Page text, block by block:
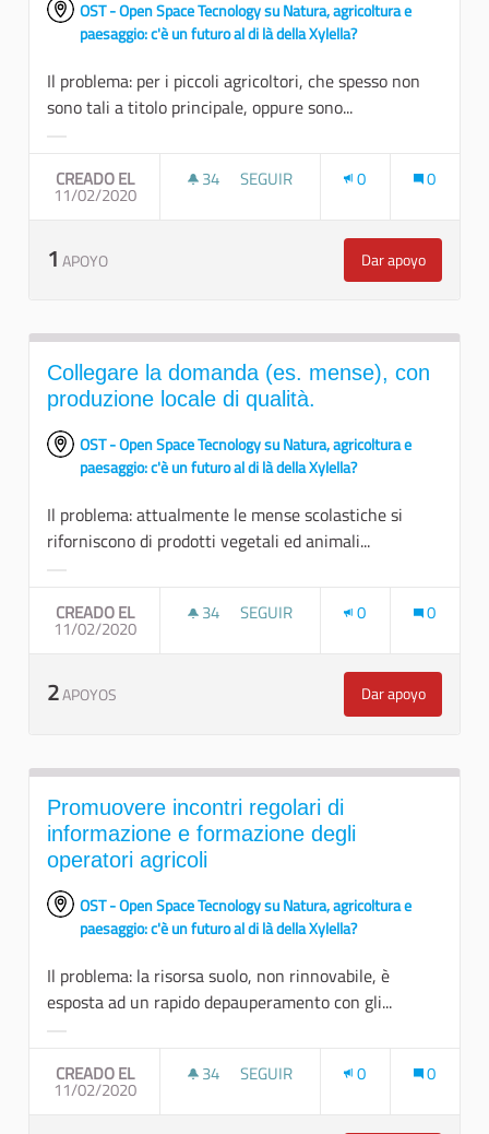
OST - Open Space Tecnology su Natura, agricoltura e
paesaggio: c'è un futuro al di là della Xylella?
Il problema: per i piccoli agricoltori, che spesso non
sono tali a titolo principale, oppure sono...
CREADO EL
11/02/2020
34 34 SEGUIDORAS
SEGUIR 0 0
1 APOYO Dar apoyo
Favorire la
Collegare la domanda (es. mense), con
produzione locale di qualità.
OST - Open Space Tecnology su Natura, agricoltura e
paesaggio: c'è un futuro al di là della Xylella?
Il problema: attualmente le mense scolastiche si
riforniscono di prodotti vegetali ed animali...
CREADO EL
11/02/2020
34 34 SEGUIDORAS
SEGUIR 0 0
2APOYOS Dar apoyo
Collegare la
Promuovere incontri regolari di
informazione e formazione degli
operatori agricoli
OST - Open Space Tecnology su Natura, agricoltura e
paesaggio: c'è un futuro al di là della Xylella?
Il problema: la risorsa suolo, non rinnovabile, è
esposta ad un rapido depauperamento con gli...
CREADO EL
11/02/2020
34 34 SEGUIDORAS
SEGUIR 0 0